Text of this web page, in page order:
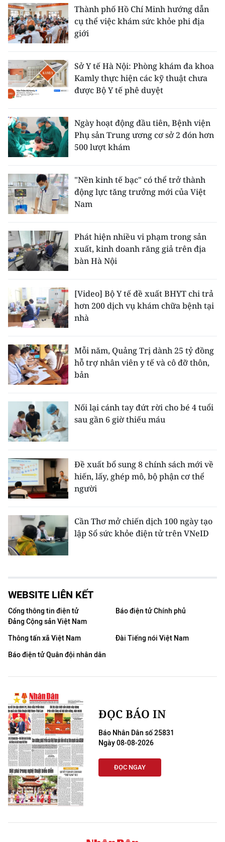
Thành phố Hồ Chí Minh hướng dẫn
cụ thể việc khám sức khỏe phi địa
giới
Sở Y tế Hà Nội: Phòng khám đa khoa
Kamly thực hiện các kỹ thuật chưa
được Bộ Y tế phê duyệt
Ngày hoạt động đầu tiên, Bệnh viện
Phụ sản Trung ương cơ sở 2 đón hơn
500 lượt khám
"Nền kinh tế bạc" có thể trở thành
động lực tăng trưởng mới của Việt
Nam
Phát hiện nhiều vi phạm trong sản
xuất, kinh doanh răng giả trên địa
bàn Hà Nội
[Video] Bộ Y tế đề xuất BHYT chi trả
hơn 200 dịch vụ khám chữa bệnh tại
nhà
Mỗi năm, Quảng Trị dành 25 tỷ đồng
hỗ trợ nhân viên y tế và cô đỡ thôn,
bản
Nối lại cánh tay đứt rời cho bé 4 tuổi
sau gần 6 giờ thiếu máu
Đề xuất bổ sung 8 chính sách mới về
hiến, lấy, ghép mô, bộ phận cơ thể
người
Cần Thơ mở chiến dịch 100 ngày tạo
lập Sổ sức khỏe điện tử trên VNeID
WEBSITE LIÊN KẾT
Cổng thông tin điện tử
Đảng Cộng sản Việt Nam
Báo điện tử Chính phủ
Thông tấn xã Việt Nam
Đài Tiếng nói Việt Nam
Báo điện tử Quân đội nhân dân
ĐỌC BÁO IN
Báo Nhân Dân số 25831
Ngày 08-08-2026
ĐỌC NGAY